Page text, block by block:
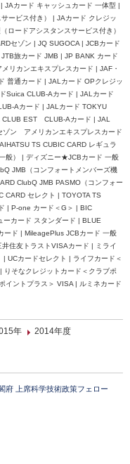
JAカード キャッシュカード 一体型 |
ービス付き） | JAカード クレジッ
ロードアシスタンスサービス付き）
セゾン | JQ SUGOCA | JCBカード
旅カード JMB | JP BANK カード
リカンエキスプレスカード | JAF・
普通カード | JALカード OPクレジッ
Suica CLUB-Aカード | JALカード
Aカード | JALカード TOKYU
CLUB EST CLUB-Aカード | JAL
ゾン アメリカンエキスプレスカード
TS CUBIC CARD レギュラ
般） | ディズニー★JCBカード 一般
JMB（コンフォートメンバーズ機
ClubQ JMB PASMO（コンフォー
CARD セレクト | TOYOTA TS
| P-one カード＜G＞ | BIC
ーカード スタンダード | BLUE
ード | MileagePlus JCBカード 一般
住友トラストVISAカード | ミライ
UCカードセレクト | ライフカード＜
そなクレジットカード＜クラブポ
イントプラス＞ VISA | ルミネカード
年 2014年度
府 上席科学技術政策フェロー